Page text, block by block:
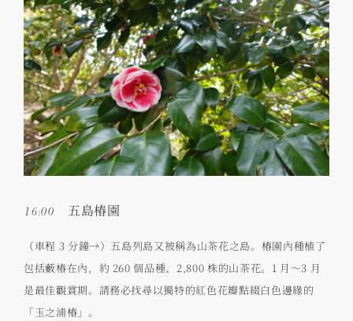
16:00 五島椿園
（車程 3 分鐘→）五島列島又被稱為山茶花之島。椿園內種植了
包括藪椿在內，約 260 個品種、2,800 株的山茶花。1 月～3 月
是最佳觀賞期。請務必找尋以獨特的紅色花瓣點綴白色邊緣的
「玉之浦椿」。